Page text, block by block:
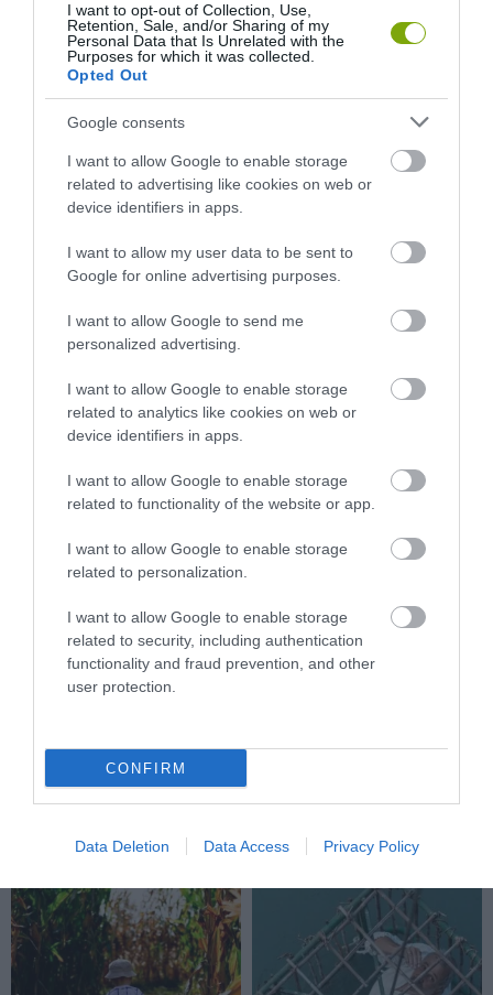
I want to opt-out of Collection, Use,
Retention, Sale, and/or Sharing of my
Personal Data that Is Unrelated with the
Purposes for which it was collected.
Opted Out
Google consents
I want to allow Google to enable storage
related to advertising like cookies on web or
device identifiers in apps.
I want to allow my user data to be sent to
Google for online advertising purposes.
I want to allow Google to send me
personalized advertising.
I want to allow Google to enable storage
related to analytics like cookies on web or
device identifiers in apps.
I want to allow Google to enable storage
related to functionality of the website or app.
I want to allow Google to enable storage
related to personalization.
I want to allow Google to enable storage
related to security, including authentication
functionality and fraud prevention, and other
user protection.
CONFIRM
Data Deletion Data Access Privacy Policy
AUTIZMUSSAL ÉLŐK ÉLETÉT!
2025-03-13
2024-12-13
ESŐS ŐSZI NAPOKON IS
AKTÍVAN! INGYENES
AMIKET NEM ÉRDEMES
KIHAGYNI!
EGY FURA HAGYOMÁNY: KÉT
FAHORDÓÉRT
VALÓSÁGOS HELYSZÍNEI
2023-10-09
KÖZEPÉN
2023-08-28